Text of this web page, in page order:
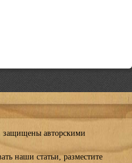
защищены авторскими
наши статьи, разместите